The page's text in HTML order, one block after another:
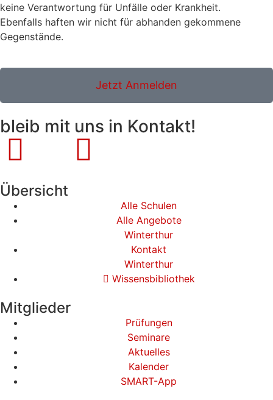
keine Verantwortung für Unfälle oder Krankheit.
Ebenfalls haften wir nicht für abhanden gekommene
Gegenstände.
Jetzt Anmelden
bleib mit uns in Kontakt!
Übersicht
Alle Schulen
Alle Angebote
Winterthur
Kontakt
Winterthur
Wissensbibliothek
Mitglieder
Prüfungen
Seminare
Aktuelles
Kalender
SMART-App